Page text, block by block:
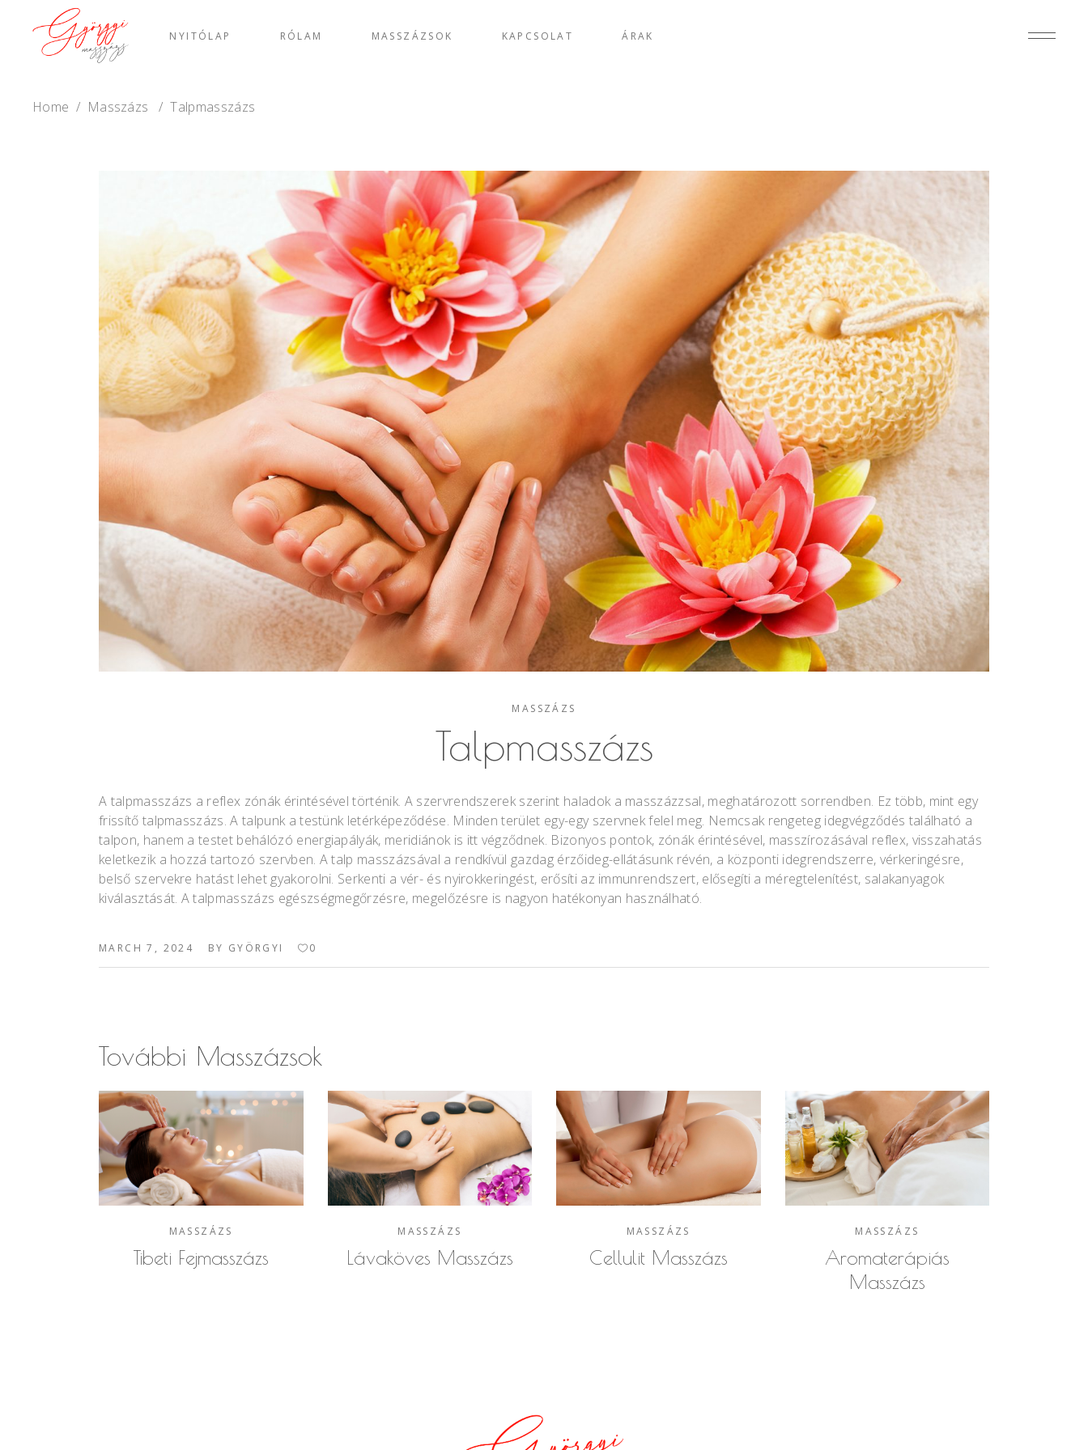
NYITÓLAP RÓLAM MASSZÁZSOK KAPCSOLAT ÁRAK
Home / Masszázs /Talpmasszázs
MASSZÁZS
Talpmasszázs
A talpmasszázs a reflex zónák érintésével történik. A szervrendszerek szerint haladok a masszázzsal, meghatározott sorrendben. Ez több, mint egy
frissítő talpmasszázs. A talpunk a testünk letérképeződése. Minden terület egy-egy szervnek felel meg. Nemcsak rengeteg idegvégződés található a
talpon, hanem a testet behálózó energiapályák, meridiánok is itt végződnek. Bizonyos pontok, zónák érintésével, masszírozásával reflex, visszahatás
keletkezik a hozzá tartozó szervben. A talp masszázsával a rendkívül gazdag érzőideg-ellátásunk révén, a központi idegrendszerre, vérkeringésre,
belső szervekre hatást lehet gyakorolni. Serkenti a vér- és nyirokkeringést, erősíti az immunrendszert, elősegíti a méregtelenítést, salakanyagok
kiválasztását. A talpmasszázs egészségmegőrzésre, megelőzésre is nagyon hatékonyan használható.
MARCH 7, 2024 BY GYÖRGYI 0
További Masszázsok
MASSZÁZS
Tibeti Fejmasszázs
MASSZÁZS
Lávaköves Masszázs
MASSZÁZS
Cellulit Masszázs
MASSZÁZS
Aromaterápiás
Masszázs